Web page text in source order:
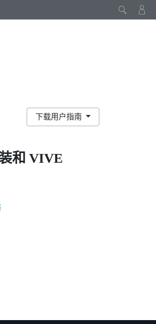
下载用户指南
和 VIVE